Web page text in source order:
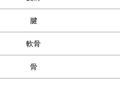
腱
軟骨
骨